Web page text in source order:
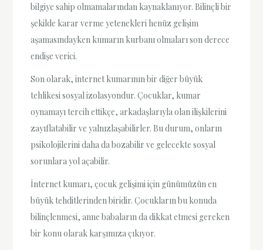
bilgiye sahip olmamalarından kaynaklanıyor. Bilinçli bir
şekilde karar verme yetenekleri henüz gelişim
aşamasındayken kumarın kurbanı olmaları son derece
endişe verici.
Son olarak, internet kumarının bir diğer büyük
tehlikesi sosyal izolasyondur. Çocuklar, kumar
oynamayı tercih ettikçe, arkadaşlarıyla olan ilişkilerini
zayıflatabilir ve yalnızlaşabilirler. Bu durum, onların
psikolojilerini daha da bozabilir ve gelecekte sosyal
sorunlara yol açabilir.
İnternet kumarı, çocuk gelişimi için günümüzün en
büyük tehditlerinden biridir. Çocukların bu konuda
bilinçlenmesi, anne babaların da dikkat etmesi gereken
bir konu olarak karşımıza çıkıyor.